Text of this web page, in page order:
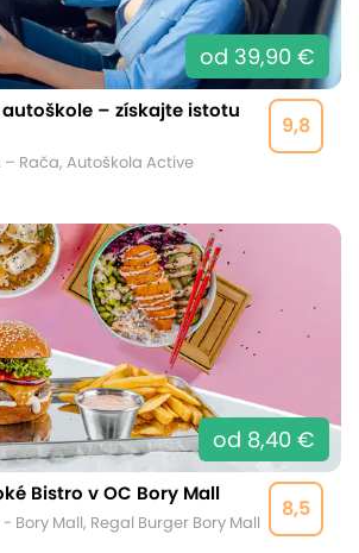
od 39,90 €
9,8
– získajte istotu
Rača, Autoškola Active
od 8,40 €
8,5
Bistro v OC Bory Mall
Bory Mall, Regal Burger Bory Mall